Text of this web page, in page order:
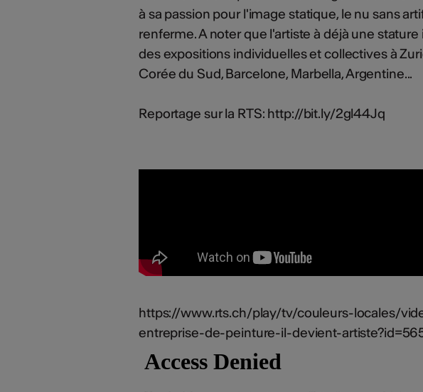
à sa passion pour l'image statique, le nu sans
renferme. A noter que l'artiste à déjà une
des expositions individuelles et collectives à
Corée du Sud, Barcelone, Marbella, Argentine...
Reportage sur la RTS: http://bit.ly/2gl44Jq
https://www.rts.ch/play/tv/couleurs-locales/
entreprise-de-peinture-il-devient-